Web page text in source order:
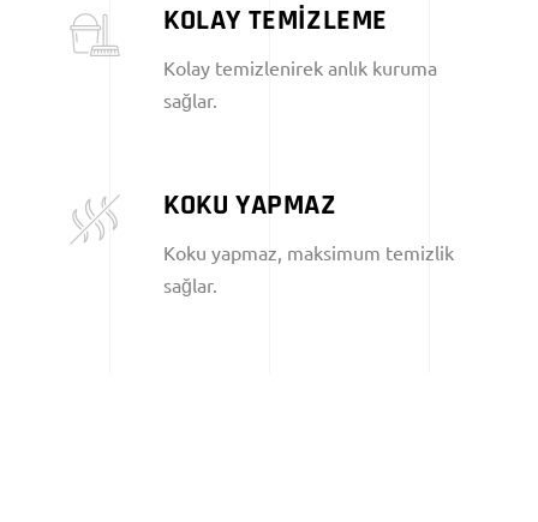
KOLAY TEMİZLEME
Kolay temizlenirek anlık kuruma
sağlar.
KOKU YAPMAZ
Koku yapmaz, maksimum temizlik
sağlar.